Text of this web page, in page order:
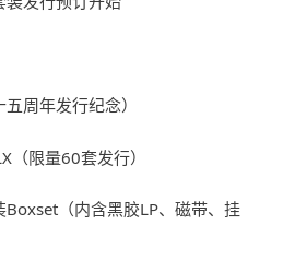
五周年发行纪念）
（限量60套发行）
Boxset（内含黑胶LP、磁带、挂